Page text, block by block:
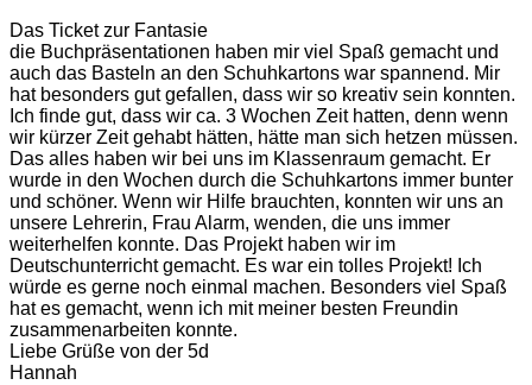
Das Ticket zur Fantasie
die Buchpräsentationen haben mir viel Spaß gemacht und
auch das Basteln an den Schuhkartons war spannend. Mir
hat besonders gut gefallen, dass wir so kreativ sein konnten.
Ich finde gut, dass wir ca. 3 Wochen Zeit hatten, denn wenn
wir kürzer Zeit gehabt hätten, hätte man sich hetzen müssen.
Das alles haben wir bei uns im Klassenraum gemacht. Er
wurde in den Wochen durch die Schuhkartons immer bunter
und schöner. Wenn wir Hilfe brauchten, konnten wir uns an
unsere Lehrerin, Frau Alarm, wenden, die uns immer
weiterhelfen konnte. Das Projekt haben wir im
Deutschunterricht gemacht. Es war ein tolles Projekt! Ich
würde es gerne noch einmal machen. Besonders viel Spaß
hat es gemacht, wenn ich mit meiner besten Freundin
zusammenarbeiten konnte.
Liebe Grüße von der 5d
Hannah